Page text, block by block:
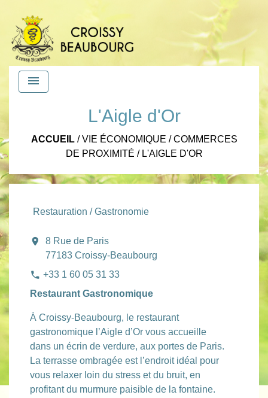
menu
L'Aigle d'Or
ACCUEIL/VIE ÉCONOMIQUE /COMMERCES
DE PROXIMITÉ / L'AIGLE D'OR
Restauration / Gastronomie
location_on
8 Rue de Paris
77183 Croissy-Beaubourg
phone +33 1 60 05 31 33
Restaurant Gastronomique
À Croissy-Beaubourg, le restaurant
gastronomique l’Aigle d’Or vous accueille
dans un écrin de verdure, aux portes de Paris.
La terrasse ombragée est l’endroit idéal pour
vous relaxer loin du stress et du bruit, en
profitant du murmure paisible de la fontaine.